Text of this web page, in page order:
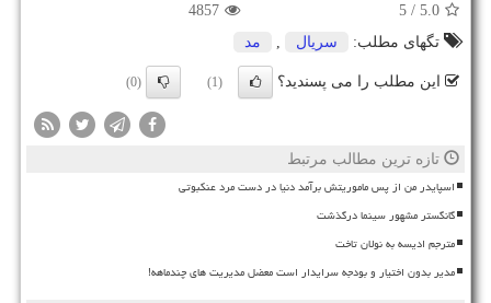
5.0
/ 5
4857
تگهای مطلب:
سریال مد
این مطلب را می پسندید؟ (1)
(0)
تازه ترین مطالب مرتبط
اسپایدر من از پس ماموریتش برآمد دنیا در دست مرد عنکبوتی
گانگستر مشهور سینما درگذشت
مترجم ادیسه به نولان تاخت
مدیر بدون اختیار و بودجه سرایدار است معضل مدیریت های چندماهه!